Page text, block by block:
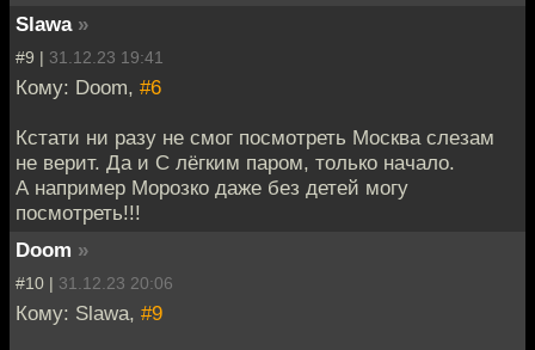
Slawa »
#9 | 31.12.23 19:41
Кому: Doom, #6
Кстати ни разу не смог посмотреть Москва слезам
не верит. Да и С лёгким паром, только начало.
А например Морозко даже без детей могу
посмотреть!!!
Doom »
#10 | 31.12.23 20:06
Кому: Slawa, #9